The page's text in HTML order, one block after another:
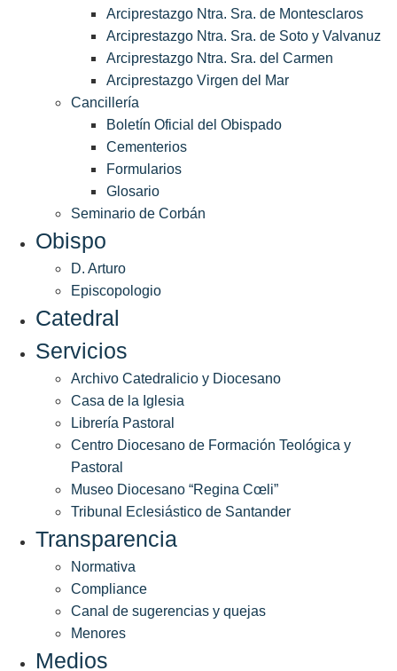
Arciprestazgo Ntra. Sra. de Montesclaros
Arciprestazgo Ntra. Sra. de Soto y Valvanuz
Arciprestazgo Ntra. Sra. del Carmen
Arciprestazgo Virgen del Mar
Cancillería
Boletín Oficial del Obispado
Cementerios
Formularios
Glosario
Seminario de Corbán
Obispo
D. Arturo
Episcopologio
Catedral
Servicios
Archivo Catedralicio y Diocesano
Casa de la Iglesia
Librería Pastoral
Centro Diocesano de Formación Teológica y
Pastoral
Museo Diocesano “Regina Cœli”
Tribunal Eclesiástico de Santander
Transparencia
Normativa
Compliance
Canal de sugerencias y quejas
Menores
Medios